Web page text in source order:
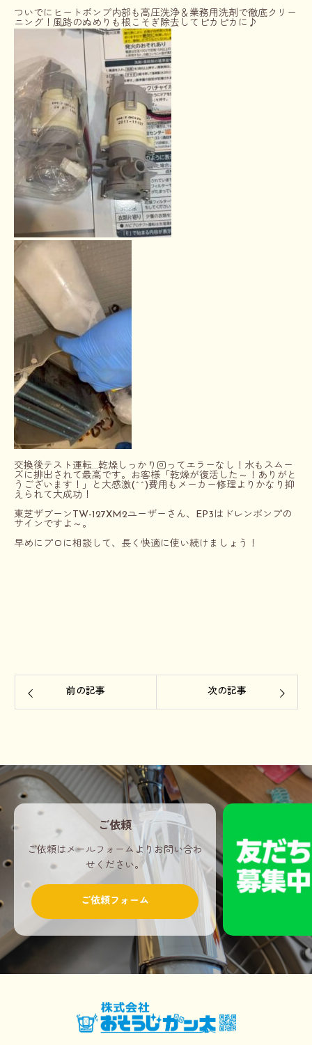
ついでにヒートポンプ内部も高圧洗浄＆業務用洗剤で徹底クリー
ニング！風路のぬめりも根こそぎ除去してピカピカに♪
交換後テスト運転…乾燥しっかり回ってエラーなし！水もスムー
ズに排出されて最高です。お客様「乾燥が復活した～！ありがと
うございます！」と大感激(^^ )費用もメーカー修理よりかなり抑
えられて大成功！
東芝ザブーンTW-127XM2ユーザーさん、EP3はドレンポンプの
サインですよ～。
早めにプロに相談して、長く快適に使い続けましょう！
前の記事 次の記事
ご依頼
ご依頼はメールフォームよりお問い合わ
せください。
ご依頼フォーム